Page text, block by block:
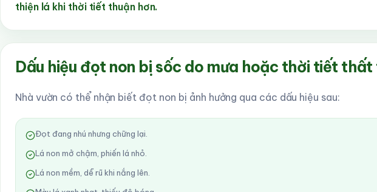
thiện lá khi thời tiết thuận hơn.
Dấu hiệu đọt non bị sốc do mưa hoặc thời tiết
Nhà vườn có thể nhận biết đọt non bị ảnh hưởng qua các dấu hiệu sau:
Đọt đang nhú nhưng chững lại.
Lá non mở chậm, phiến lá nhỏ.
Lá non mềm, dễ rũ khi nắng lên.